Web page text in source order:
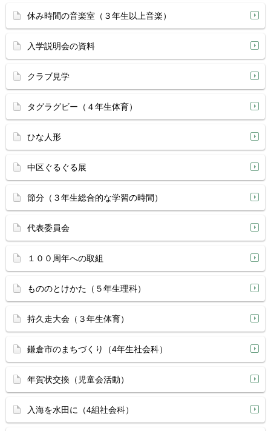
休み時間の音楽室（３年生以上音楽）
入学説明会の資料
クラブ見学
タグラグビー（４年生体育）
ひな人形
中区ぐるぐる展
節分（３年生総合的な学習の時間）
代表委員会
１００周年への取組
もののとけかた（５年生理科）
持久走大会（３年生体育）
鎌倉市のまちづくり（4年生社会科）
年賀状交換（児童会活動）
入海を水田に（4組社会科）